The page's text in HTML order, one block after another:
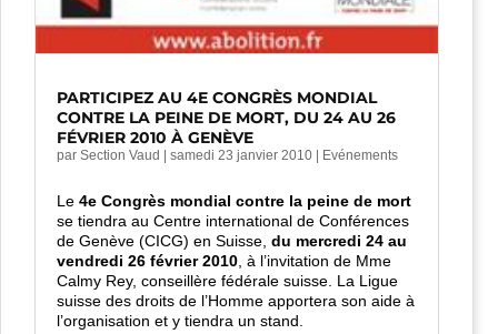
PARTICIPEZ AU 4E CONGRÈS MONDIAL
CONTRE LA PEINE DE MORT, DU 24 AU 26
FÉVRIER 2010 À GENÈVE
par Section Vaud samedi 23 janvier 2010 Evénements
Le 4e Congrès mondial contre la peine de mort
se tiendra au Centre international de Conférences
de Genève (CICG) en Suisse, du mercredi 24 au
vendredi 26 février 2010, à l’invitation de Mme
Calmy Rey, conseillère fédérale suisse. La Ligue
suisse des droits de l’Homme apportera son aide à
l’organisation et y tiendra un stand.